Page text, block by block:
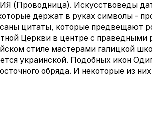
(Проводница). Искусствоведы
держат в руках символы -
цитаты, которые
Церкви в центре с
стиле мастерами галицкой
украинской. Подобных икон
обряда. И некоторые из